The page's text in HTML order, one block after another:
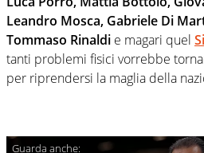
Leandro Mosca, Gabriele Di
Tommaso Rinaldi e magari quel
tanti problemi fisici vorrebbe
per riprendersi la maglia della